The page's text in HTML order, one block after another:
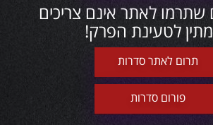
לאתר אינם צריכים
לטעינת הפרק!
תרום לאתר סדרות
פורום סדרות